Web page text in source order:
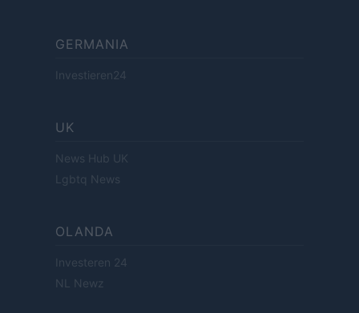
GERMANIA
Investieren24
UK
News Hub UK
Lgbtq News
OLANDA
Investeren 24
NL Newz